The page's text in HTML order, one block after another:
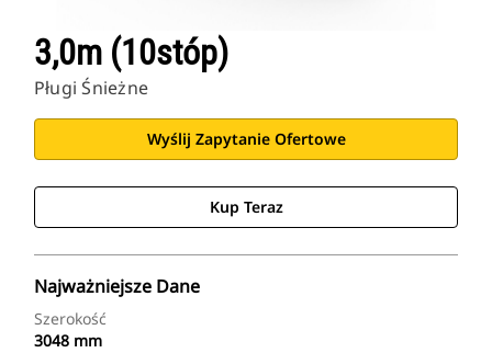
3,0m (10stóp)
Pługi Śnieżne
Wyślij Zapytanie Ofertowe
Kup Teraz
Najważniejsze Dane
Szerokość
3048 mm